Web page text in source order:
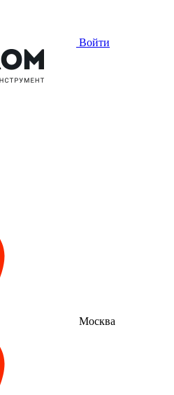
Войти
Москва